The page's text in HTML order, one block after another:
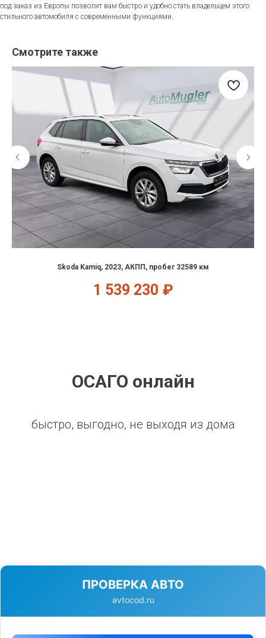
под заказ из Европы позволит вам быстро и удобно стать владельцем этого
стильного автомобиля с современными функциями.
Смотрите также
Skoda Kamiq, 2023, АКПП, пробег 32589 км
1 539 230 ₽
ОСАГО онлайн
быстро, выгодно, не выходя из дома
ПРОВЕРКА АВТО
avtocod.ru